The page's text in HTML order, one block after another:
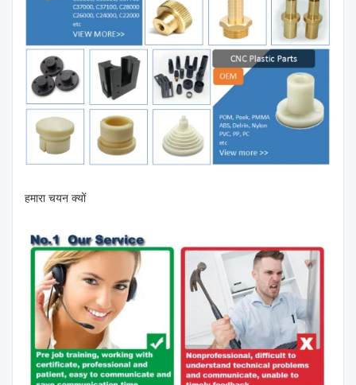
हमारा चयन क्यों